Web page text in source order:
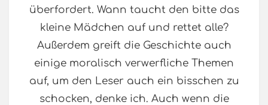
überfordert. Wann taucht den bitte das
kleine Mädchen auf und rettet alle?
Außerdem greift die Geschichte auch
einige moralisch verwerfliche Themen
auf, um den Leser auch ein bisschen zu
schocken, denke ich. Auch wenn die